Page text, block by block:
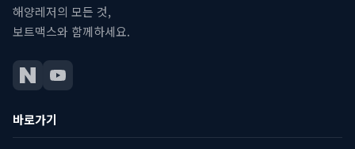
해양레저의 모든 것,
보트맥스와 함께하세요.
바로가기